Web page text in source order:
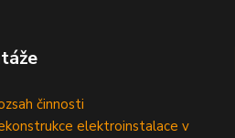
činnosti
elektroinstalace v